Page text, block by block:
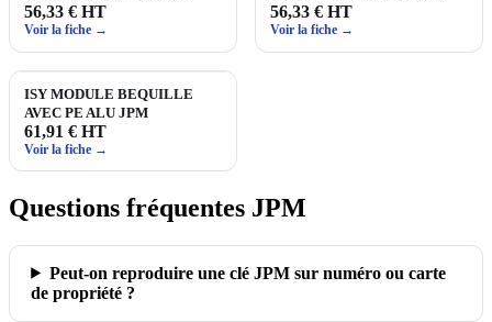
56,33 € HT
Voir la fiche →
56,33 € HT
Voir la fiche →
ISY MODULE BEQUILLE
AVEC PE ALU JPM
61,91 € HT
Voir la fiche →
Questions fréquentes JPM
Peut‑on reproduire une clé JPM sur numéro ou carte
de propriété ?